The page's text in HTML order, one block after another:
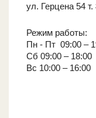
ул. Герцена 54
Режим работы:
Пн - Пт 09:00 –
Сб 09:00 – 18:00
Вс 10:00 – 16:00